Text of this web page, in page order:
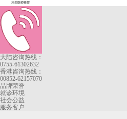
相关医师推荐
大陆咨询热线：
0755-61302632
香港咨询热线：
00852-62157070
品牌荣誉
就诊环境
社会公益
服务客户